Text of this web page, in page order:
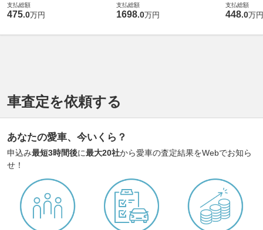
支払総額
475.0万円
支払総額
1698.0万円
支払総額
448.0万円
車査定を依頼する
あなたの愛車、今いくら？
申込み最短3時間後に最大20社から愛車の査定結果をWebでお知ら
せ！